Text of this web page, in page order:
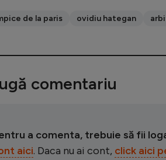
de la paris ovidiu hategan
comentariu
a comenta, trebuie să fii
aici. Daca nu ai cont, click aici